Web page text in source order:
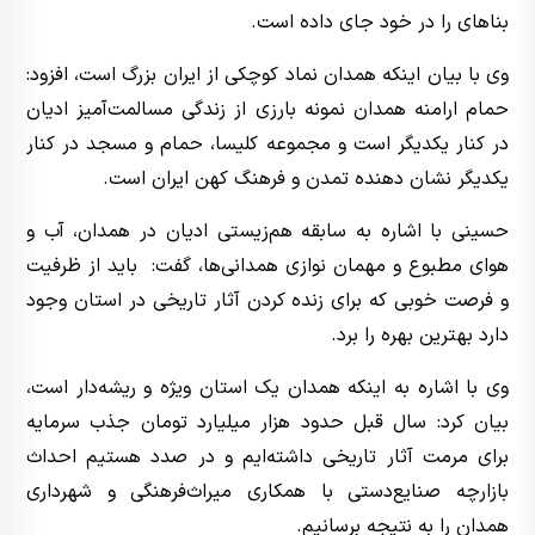
بناهای را در خود جای داده است.
وی با بیان اینکه همدان نماد کوچکی از ایران بزرگ است، افزود:
حمام ارامنه همدان نمونه بارزی از زندگی مسالمت‌آمیز ادیان
در کنار یکدیگر است و مجموعه کلیسا، حمام و مسجد در کنار
یکدیگر نشان دهنده تمدن و فرهنگ کهن ایران است.
حسینی با اشاره به سابقه هم‌زیستی ادیان در همدان، آب و
هوای مطبوع و مهمان نوازی همدانی‌ها، گفت: باید از ظرفیت
و فرصت خوبی که برای زنده کردن آثار تاریخی در استان وجود
دارد بهترین بهره را برد‌.
وی با اشاره به اینکه همدان یک استان ویژه و ریشه‌دار است،
بیان کرد: سال قبل حدود هزار میلیارد تومان جذب سرمایه‌
برای مرمت آثار تاریخی داشته‌ایم و در صدد هستیم احداث
بازارچه صنایع‌دستی با همکاری میراث‌فرهنگی و شهرداری
همدان را به نتیجه برسانیم.